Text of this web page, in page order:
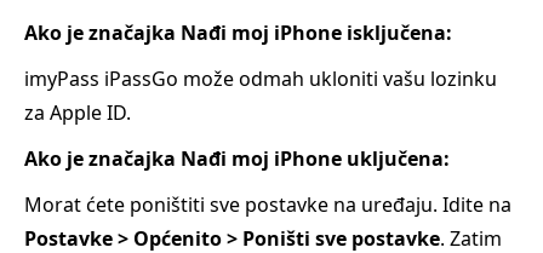
Ako je značajka Nađi moj iPhone isključena:
imyPass iPassGo može odmah ukloniti vašu lozinku
za Apple ID.
Ako je značajka Nađi moj iPhone uključena:
Morat ćete poništiti sve postavke na uređaju. Idite na
Postavke > Općenito > Poništi sve postavke. Zatim